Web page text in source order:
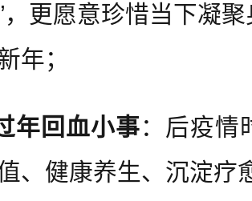
，更愿意珍惜当下凝
年；
年回血小事：后疫情
、健康养生、沉淀疗